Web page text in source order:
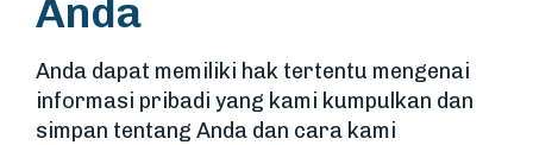
Anda
Anda dapat memiliki hak tertentu mengenai
informasi pribadi yang kami kumpulkan dan
simpan tentang Anda dan cara kami